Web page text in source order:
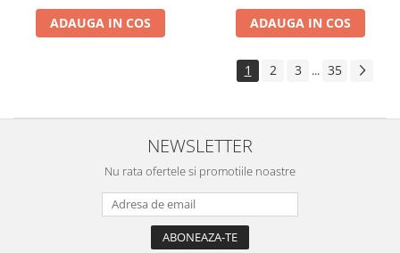
ADAUGA IN COS ADAUGA IN COS
1 2 3 ... 35
NEWSLETTER
Nu rata ofertele si promotiile noastre